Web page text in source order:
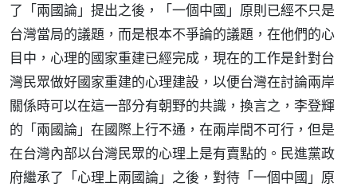
了「兩國論」提出之後，「一個中國」原則已經不只是
台灣當局的議題，而是根本不爭論的議題，在他們的心
目中，心理的國家重建已經完成，現在的工作是針對台
灣民眾做好國家重建的心理建設，以便台灣在討論兩岸
關係時可以在這一部分有朝野的共識，換言之，李登輝
的「兩國論」在國際上行不通，在兩岸間不可行，但是
在台灣內部以台灣民眾的心理上是有賣點的。民進黨政
府繼承了「心理上兩國論」之後，對待「一個中國」原